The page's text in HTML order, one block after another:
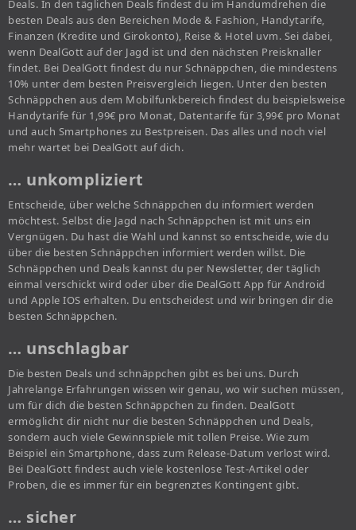
Deals. In den täglichen Deals findest du im Handumdrehen die
besten Deals aus den Bereichen Mode & Fashion, Handytarife,
Finanzen (Kredite und Girokonto), Reise & Hotel uvm. Sei dabei,
wenn DealGott auf der Jagd ist und den nächsten Preisknaller
findet. Bei DealGott findest du nur Schnäppchen, die mindestens
10% unter dem besten Preisvergleich liegen. Unter den besten
Schnäppchen aus dem Mobilfunkbereich findest du beispielsweise
Handytarife für 1,99€ pro Monat, Datentarife für 3,99€ pro Monat
und auch Smartphones zu Bestpreisen. Das alles und noch viel
mehr wartet bei DealGott auf dich.
… unkompliziert
Entscheide, über welche Schnäppchen du informiert werden
möchtest. Selbst die Jagd nach Schnäppchen ist mit uns ein
Vergnügen. Du hast die Wahl und kannst so entscheide, wie du
über die besten Schnäppchen informiert werden willst. Die
Schnäppchen und Deals kannst du per Newsletter, der täglich
einmal verschickt wird oder über die DealGott App für Android
und Apple IOS erhalten. Du entscheidest und wir bringen dir die
besten Schnäppchen.
… unschlagbar
Die besten Deals und schnäppchen gibt es bei uns. Durch
Jahrelange Erfahrungen wissen wir genau, wo wir suchen müssen,
um für dich die besten Schnäppchen zu finden. DealGott
ermöglicht dir nicht nur die besten Schnäppchen und Deals,
sondern auch viele Gewinnspiele mit tollen Preise. Wie zum
Beispiel ein Smartphone, dass zum Release-Datum verlost wird.
Bei DealGott findest auch viele kostenlose Test-Artikel oder
Proben, die es immer für ein begrenztes Kontingent gibt.
… sicher